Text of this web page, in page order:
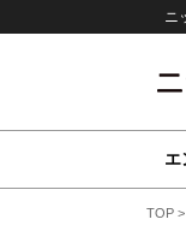
ニ
エ
TOP